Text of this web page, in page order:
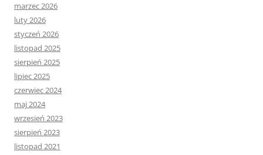
marzec 2026
luty 2026
styczeń 2026
listopad 2025
sierpień 2025
lipiec 2025
czerwiec 2024
maj 2024
wrzesień 2023
sierpień 2023
listopad 2021